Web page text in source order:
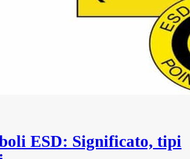
ESD: Significato, tipi